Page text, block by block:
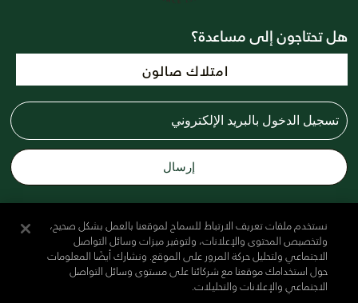
هل تحتاجون إلى مساعدة؟
امتلاك صالون
نستخدم ملفات تعريف الارتباط للسماح لموقعنا بالعمل بشكل صحيح،
ولتخصيص المحتوى والإعلانات، ولتوفير ميزات وسائل التواصل
الاجتماعي ولتحليل حركة المرور على الموقع. ونشارك أيضًا المعلومات
حول استخدامك موقعنا مع شركائنا على مستوى وسائل التواصل
الاجتماعي والإعلانات والتحليلات.